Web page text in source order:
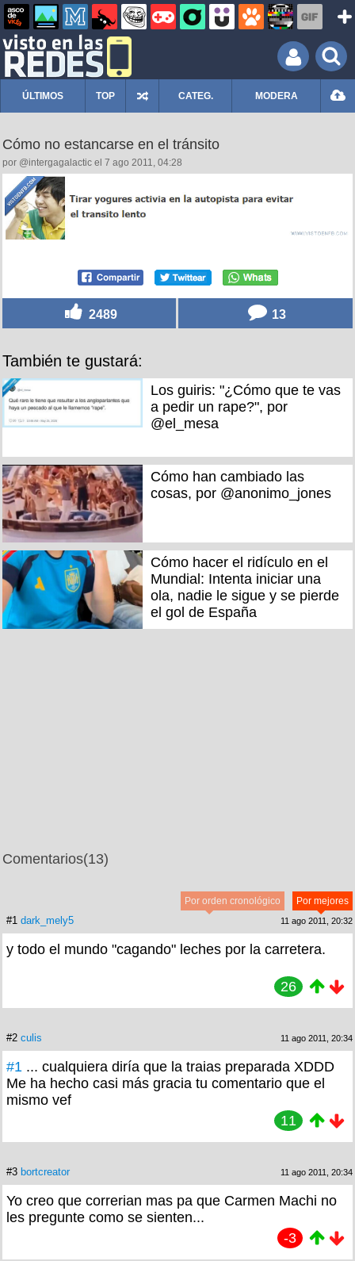
ÚLTIMOS TOP CATEG. MODERA
Cómo no estancarse en el tránsito
por @intergagalactic el 7 ago 2011, 04:28
2489 13
También te gustará:
Los guiris: "¿Cómo que te vas
a pedir un rape?", por
@el_mesa
Cómo han cambiado las
cosas, por @anonimo_jones
Cómo hacer el ridículo en el
Mundial: Intenta iniciar una
ola, nadie le sigue y se pierde
el gol de España
Comentarios(13)
Por mejores
Por orden cronológico
#1 dark_mely5 11 ago 2011, 20:32
y todo el mundo "cagando" leches por la carretera.
26
#2 culis 11 ago 2011, 20:34
#1 ... cualquiera diría que la traias preparada XDDD
Me ha hecho casi más gracia tu comentario que el
mismo vef
11
#3 bortcreator 11 ago 2011, 20:34
Yo creo que correrian mas pa que Carmen Machi no
les pregunte como se sienten...
-3